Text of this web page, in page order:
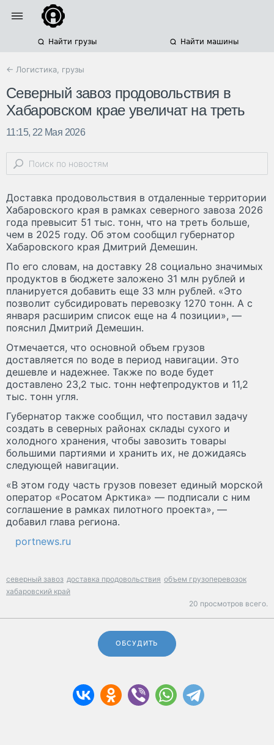
Найти грузы Найти машины
← Логистика, грузы
Северный завоз продовольствия в
Хабаровском крае увеличат на треть
11:15, 22 Мая 2026
Доставка продовольствия в отдаленные территории
Хабаровского края в рамках северного завоза 2026
года превысит 51 тыс. тонн, что на треть больше,
чем в 2025 году. Об этом сообщил губернатор
Хабаровского края Дмитрий Демешин.
По его словам, на доставку 28 социально значимых
продуктов в бюджете заложено 31 млн рублей и
планируется добавить еще 33 млн рублей. «Это
позволит субсидировать перевозку 1270 тонн. А с
января расширим список еще на 4 позиции», —
пояснил Дмитрий Демешин.
Отмечается, что основной объем грузов
доставляется по воде в период навигации. Это
дешевле и надежнее. Также по воде будет
доставлено 23,2 тыс. тонн нефтепродуктов и 11,2
тыс. тонн угля.
Губернатор также сообщил, что поставил задачу
создать в северных районах склады сухого и
холодного хранения, чтобы завозить товары
большими партиями и хранить их, не дожидаясь
следующей навигации.
«В этом году часть грузов повезет единый морской
оператор «Росатом Арктика» — подписали с ним
соглашение в рамках пилотного проекта», —
добавил глава региона.
portnews.ru
северный завоз доставка продовольствия объем грузоперевозок
хабаровский край
20 просмотров всего.
ОБСУДИТЬ